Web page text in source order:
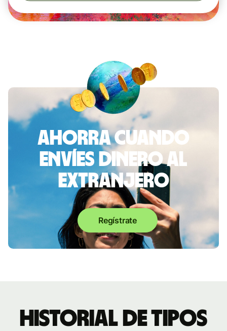
Ahorra cuando
envíes dinero al
extranjero
Regístrate
Historial de tipos